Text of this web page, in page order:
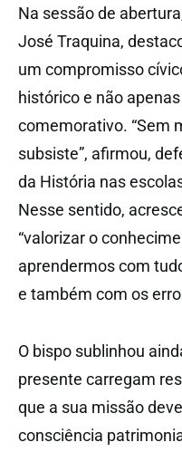
Na sessão de
José Traquina,
um compromisso
histórico e não
comemorativo. “Sem
subsiste”, afirmou,
da História nas
Nesse sentido,
“valorizar o
aprendermos com
e também com os
O bispo sublinhou
presente carregam
que a sua missão
consciência